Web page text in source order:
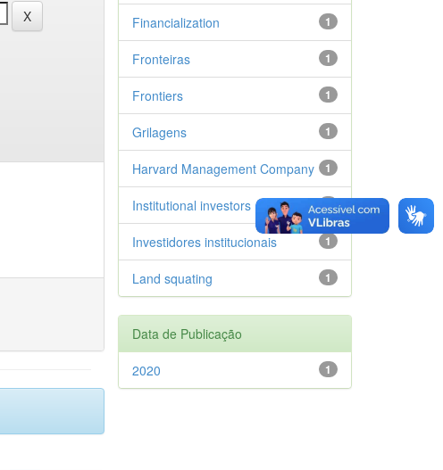
1
Financialization
1
Fronteiras
1
Frontiers
1
Grilagens
1
Harvard Management Company
1
Institutional investors
1
Investidores institucionais
1
Land squating
Data de Publicação
1
2020